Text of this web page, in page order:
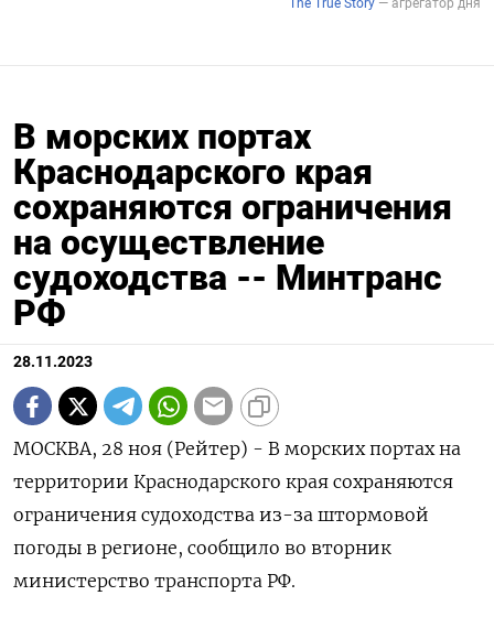
В морских портах
Краснодарского края
сохраняются ограничения
на осуществление
судоходства -- Минтранс
РФ
28.11.2023
МОСКВА, 28 ноя (Рейтер) - В морских портах на
территории Краснодарского края сохраняются
ограничения судоходства из-за штормовой
погоды в регионе, сообщило во вторник
министерство транспорта РФ.